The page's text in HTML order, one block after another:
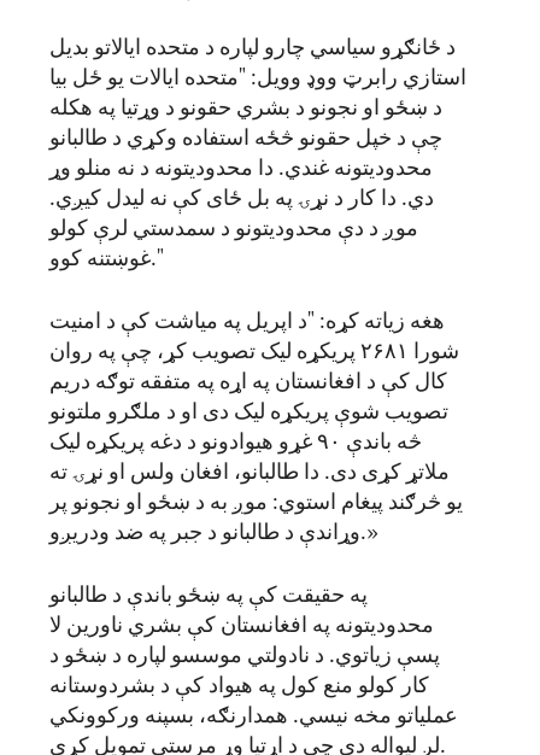
د ځانګړو سیاسي چارو لپاره د متحده ایالاتو بدیل
استازي رابرټ ووډ وویل: "متحده ایالات یو ځل بیا
د ښځو او نجونو د بشري حقونو د وړتیا په هکله
چې د خپل حقونو څځه استفاده وکړي د طالبانو
محدودیتونه غندي. دا محدودیتونه د نه منلو وړ
دي. دا کار د نړۍ په بل ځای کې نه لیدل کیږي.
موږ د دې محدودیتونو د سمدستي لرې کولو
غوښتنه کوو."
هغه زیاته کړه: "د اپریل په میاشت کې د امنیت
شورا ۲۶۸۱ پریکړه لیک تصویب کړ، چې په روان
کال کې د افغانستان په اړه په متفقه توګه دریم
تصویب شوې پریکړه لیک دی او د ملګرو ملتونو
څه باندې ۹۰ غړو هیوادونو د دغه پریکړه لیک
ملاتړ کړی دی. دا طالبانو، افغان ولس او نړۍ ته
یو څرګند پیغام استوي: موږ به د ښځو او نجونو پر
وړاندې د طالبانو د جبر په ضد ودریږو.»
په حقیقت کې په ښځو باندې د طالبانو
محدودیتونه په افغانستان کې بشري ناورین لا
پسې زیاتوي. د نادولتي موسسو لپاره د ښځو د
کار کولو منع کول په هیواد کې د بشردوستانه
عملیاتو مخه نیسي. همدارنګه، بسپنه ورکوونکي
لږ لیواله دي چې د اړتیا وړ مرستې تمویل کړي.